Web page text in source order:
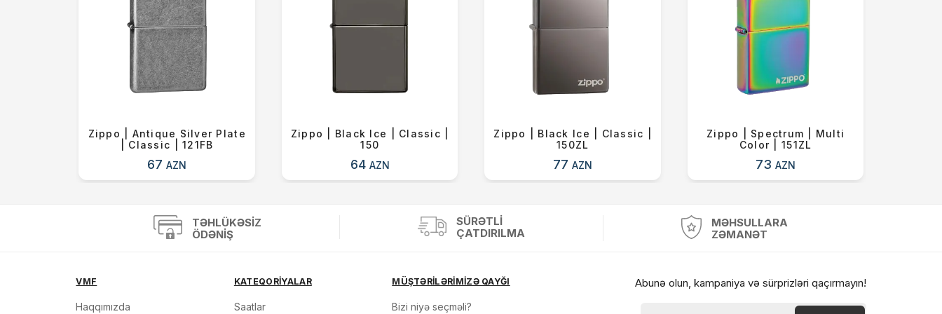
Zippo | Antique Silver Plate
| Classic | 121FB
67AZN
Zippo | Black Ice | Classic |
150
64 AZN
Zippo | Black Ice | Classic |
150ZL
77AZN
Zippo | Spectrum | Multi
Color | 151ZL
73AZN
TƏHLÜKƏSIZ
ÖDƏNIŞ
SÜRƏTLI
ÇATDIRILMA
MƏHSULLARA
ZƏMANƏT
VMF
Haqqımızda
KATEQORİYALAR
Saatlar
MÜŞTƏRİLƏRİMİZƏ QAYĞI
Bizi niyə seçməli?
Abunə olun, kampaniya və sürprizləri qaçırmayın!